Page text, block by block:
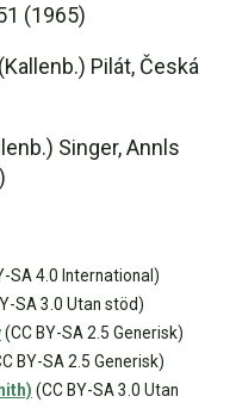
(1965)
Pilát, Česká
Singer, Annls
SA 4.0 International)
SA 3.0 Utan stöd)
(CC BY-SA 2.5 Generisk)
BY-SA 2.5 Generisk)
(CC BY-SA 3.0 Utan